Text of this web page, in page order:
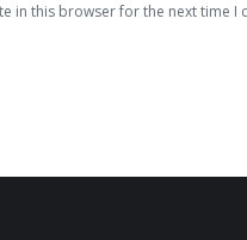
in this browser for the next time I